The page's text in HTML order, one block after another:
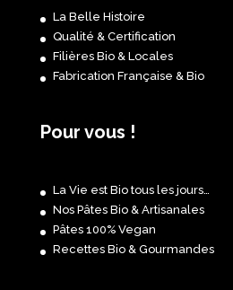
La Belle Histoire
Qualité & Certification
Filières Bio & Locales
Fabrication Française & Bio
Pour vous !
La Vie est Bio tous les jours…
Nos Pâtes Bio & Artisanales
Pâtes 100% Vegan
Recettes Bio & Gourmandes